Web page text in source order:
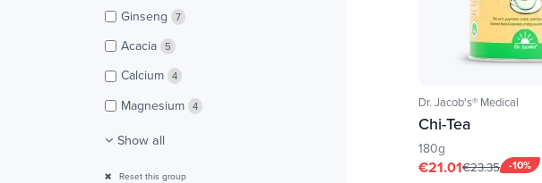
Ginseng 7
Acacia 5
Calcium 4
Magnesium 4
Show all
Reset this group
Dr. Jacob's® Medical
Chi-Tea
180g
-10%
€21.01€23.35